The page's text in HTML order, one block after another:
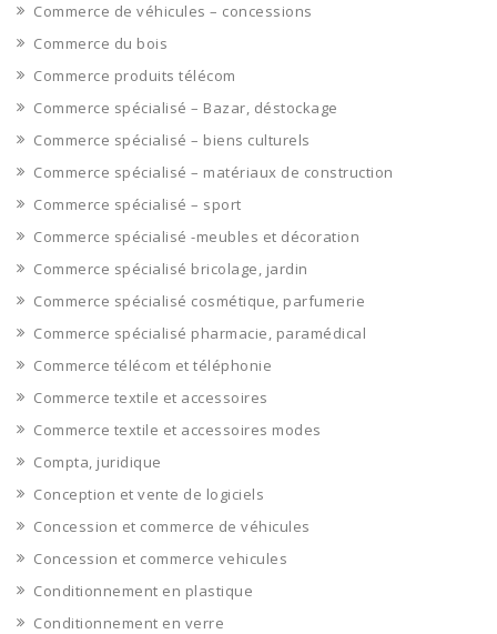
Commerce de véhicules – concessions
Commerce du bois
Commerce produits télécom
Commerce spécialisé – Bazar, déstockage
Commerce spécialisé – biens culturels
Commerce spécialisé – matériaux de construction
Commerce spécialisé – sport
Commerce spécialisé -meubles et décoration
Commerce spécialisé bricolage, jardin
Commerce spécialisé cosmétique, parfumerie
Commerce spécialisé pharmacie, paramédical
Commerce télécom et téléphonie
Commerce textile et accessoires
Commerce textile et accessoires modes
Compta, juridique
Conception et vente de logiciels
Concession et commerce de véhicules
Concession et commerce vehicules
Conditionnement en plastique
Conditionnement en verre